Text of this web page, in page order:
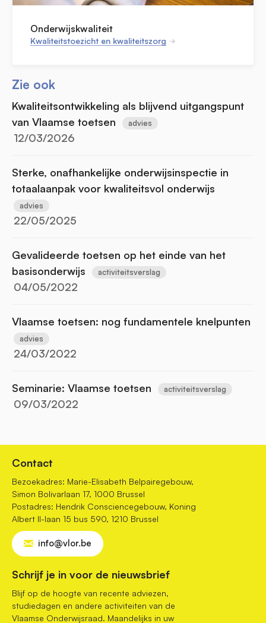
Onderwijskwaliteit
Kwaliteitstoezicht en kwaliteitszorg
Zie ook
Kwaliteitsontwikkeling als blijvend uitgangspunt
van Vlaamse toetsen
advies
12/03/2026
Sterke, onafhankelijke onderwijsinspectie in
totaalaanpak voor kwaliteitsvol onderwijs
advies
22/05/2025
Gevalideerde toetsen op het einde van het
basisonderwijs
activiteitsverslag
04/05/2022
Vlaamse toetsen: nog fundamentele knelpunten
advies
24/03/2022
Seminarie: Vlaamse toetsen activiteitsverslag
09/03/2022
Contact
Bezoekadres: Marie-Elisabeth Belpairegebouw,
Simon Bolivarlaan 17, 1000 Brussel
Postadres: Hendrik Consciencegebouw, Koning
Albert II-laan 15 bus 590, 1210 Brussel
info@vlor.be
Schrijf je in voor de nieuwsbrief
Blijf op de hoogte van recente adviezen,
studiedagen en andere activiteiten van de
Vlaamse Onderwijsraad. Maandelijks in uw